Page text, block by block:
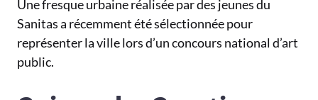
Une fresque urbaine réalisée par des jeunes du
Sanitas a récemment été sélectionnée pour
représenter la ville lors d’un concours national d’art
public.